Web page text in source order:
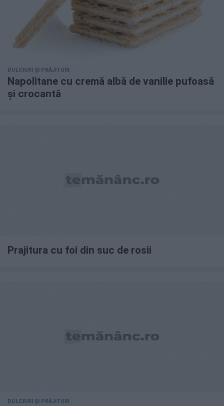
DULCIURI ȘI PRĂJITURI
Napolitane cu cremă albă de vanilie pufoasă
și crocantă
Prajitura cu foi din suc de rosii
DULCIURI ȘI PRĂJITURI